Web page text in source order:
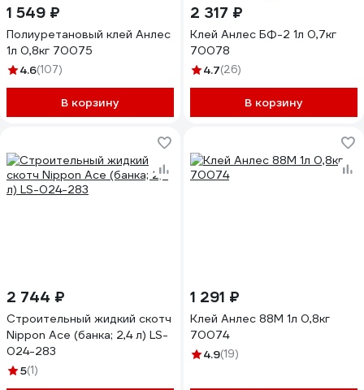
1 549 ₽
Полиуретановый клей Анлес
1л 0,8кг 70075
4.6(107)
В корзину
2 317 ₽
Клей Анлес БФ-2 1л 0,7кг
70078
4.7(26)
В корзину
2 744 ₽
Строительный жидкий скотч
Nippon Ace (банка; 2,4 л) LS-
024-283
5(1)
1 291 ₽
Клей Анлес 88М 1л 0,8кг
70074
4.9(19)